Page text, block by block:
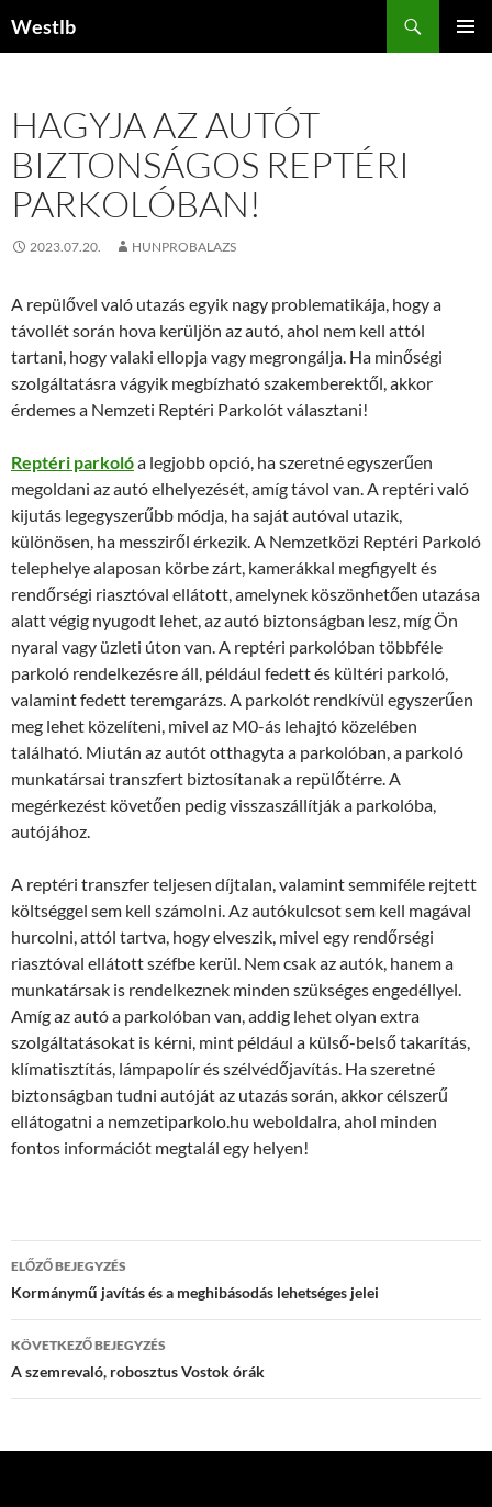
Westlb
HAGYJA AZ AUTÓT
BIZTONSÁGOS REPTÉRI
PARKOLÓBAN!
2023.07.20. HUNPROBALAZS
A repülővel való utazás egyik nagy problematikája, hogy a
távollét során hova kerüljön az autó, ahol nem kell attól
tartani, hogy valaki ellopja vagy megrongálja. Ha minőségi
szolgáltatásra vágyik megbízható szakemberektől, akkor
érdemes a Nemzeti Reptéri Parkolót választani!
Reptéri parkolóa legjobb opció, ha szeretné egyszerűen
megoldani az autó elhelyezését, amíg távol van. A reptéri való
kijutás legegyszerűbb módja, ha saját autóval utazik,
különösen, ha messziről érkezik. A Nemzetközi Reptéri Parkoló
telephelye alaposan körbe zárt, kamerákkal megfigyelt és
rendőrségi riasztóval ellátott, amelynek köszönhetően utazása
alatt végig nyugodt lehet, az autó biztonságban lesz, míg Ön
nyaral vagy üzleti úton van. A reptéri parkolóban többféle
parkoló rendelkezésre áll, például fedett és kültéri parkoló,
valamint fedett teremgarázs. A parkolót rendkívül egyszerűen
meg lehet közelíteni, mivel az M0-ás lehajtó közelében
található. Miután az autót otthagyta a parkolóban, a parkoló
munkatársai transzfert biztosítanak a repülőtérre. A
megérkezést követően pedig visszaszállítják a parkolóba,
autójához.
A reptéri transzfer teljesen díjtalan, valamint semmiféle rejtett
költséggel sem kell számolni. Az autókulcsot sem kell magával
hurcolni, attól tartva, hogy elveszik, mivel egy rendőrségi
riasztóval ellátott széfbe kerül. Nem csak az autók, hanem a
munkatársak is rendelkeznek minden szükséges engedéllyel.
Amíg az autó a parkolóban van, addig lehet olyan extra
szolgáltatásokat is kérni, mint például a külső-belső takarítás,
klímatisztítás, lámpapolír és szélvédőjavítás. Ha szeretné
biztonságban tudni autóját az utazás során, akkor célszerű
ellátogatni a nemzetiparkolo.hu weboldalra, ahol minden
fontos információt megtalál egy helyen!
Bejegyzés
navigáció
ELŐZŐ BEJEGYZÉS
Kormánymű javítás és a meghibásodás lehetséges jelei
KÖVETKEZŐ BEJEGYZÉS
A szemrevaló, robosztus Vostok órák